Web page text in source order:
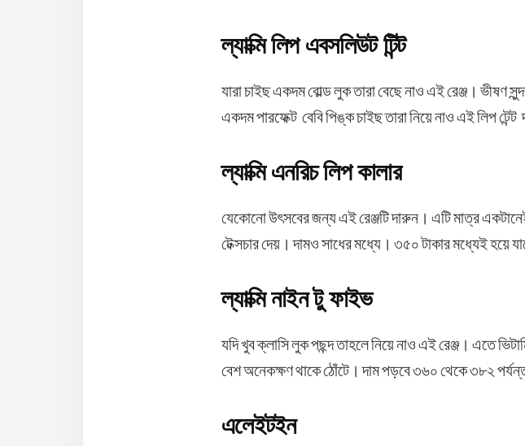
ল্যাক্মি লিপ এবসলিউট টিন্ট
যারা চাইছ একদম বোল্ড লুক তারা বেছে নাও এই রেঞ্জ। ভীষণ
একদম পারফেক্ট বেবি পিঙ্ক চাইছ তারা নিয়ে নাও এই লিপ
ল্যাক্মি এনরিচ লিপ কালার
যেকোনো উৎসবের জন্য এই রেঞ্জটি দারুন। এটি মাত্র
টেক্সচার দেয়। দামও সাধের মধ্যে। ৩৫০ টাকার মধ্যেই হয়ে
ল্যাক্মি নাইন টু ফাইভ
যদি খুব ক্লাসি লুক পছন্দ তাহলে নিয়ে নাও এই রেঞ্জ। এতে
বেশ অনেকক্ষণ থাকে ঠোঁটে। দাম পড়বে ৩৬০ থেকে ৩৮২
এলেইটইন